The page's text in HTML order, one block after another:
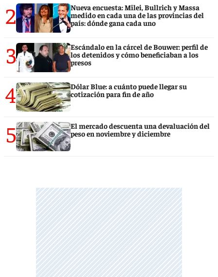
2
Nueva encuesta: Milei, Bullrich y Massa
medido en cada una de las provincias del
país: dónde gana cada uno
3
Escándalo en la cárcel de Bouwer: perfil de
los detenidos y cómo beneficiaban a los
presos
4
Dólar Blue: a cuánto puede llegar su
cotización para fin de año
5
El mercado descuenta una devaluación del
peso en noviembre y diciembre